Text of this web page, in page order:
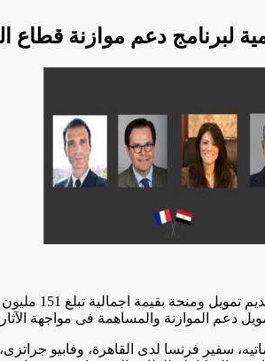
أعلنت الدكتورة
دعم الموازنة والمساهمة فى مواجهة
سفير فرنسا لدى القاهرة، وفابيو جراتزى،